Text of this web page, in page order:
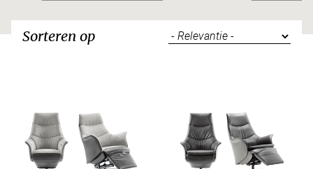
Sorteren op